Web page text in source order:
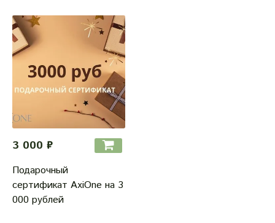
3 000 ₽
Подарочный
сертификат AxiOne на 3
000 рублей